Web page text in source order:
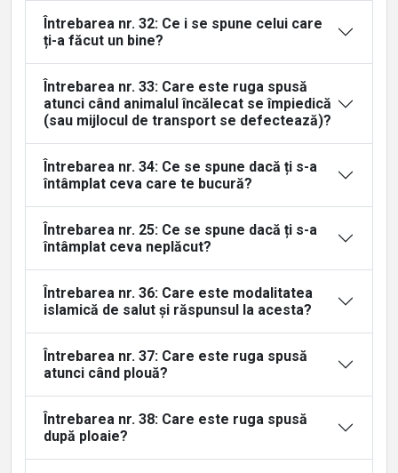
Întrebarea nr. 32: Ce i se spune celui care
ți-a făcut un bine?
Întrebarea nr. 33: Care este ruga spusă
atunci când animalul încălecat se împiedică
(sau mijlocul de transport se defectează)?
Întrebarea nr. 34: Ce se spune dacă ți s-a
întâmplat ceva care te bucură?
Întrebarea nr. 25: Ce se spune dacă ți s-a
întâmplat ceva neplăcut?
Întrebarea nr. 36: Care este modalitatea
islamică de salut și răspunsul la acesta?
Întrebarea nr. 37: Care este ruga spusă
atunci când plouă?
Întrebarea nr. 38: Care este ruga spusă
după ploaie?